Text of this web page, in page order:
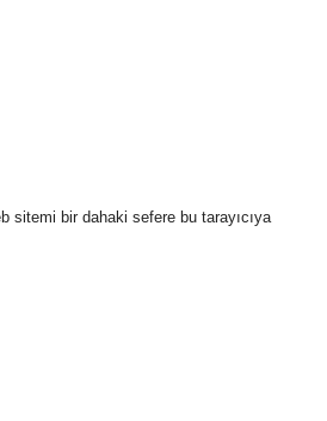
sitemi bir dahaki sefere bu tarayıcıya